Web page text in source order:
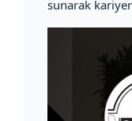
sunarak